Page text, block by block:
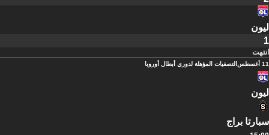
ليون
1
انتهت
11 أغسطس التصفيات المؤهلة لدوري أبطال أوروبا
ليون
سبارتا براج